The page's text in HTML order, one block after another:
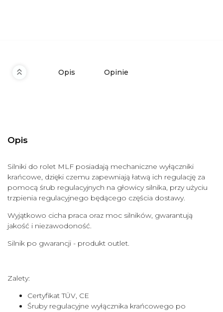
Opis Opinie
Opis
Silniki do rolet MLF posiadają mechaniczne wyłączniki
krańcowe, dzięki czemu zapewniają łatwą ich regulację za
pomocą śrub regulacyjnych na głowicy silnika, przy użyciu
trzpienia regulacyjnego będącego częścia dostawy.
Wyjątkowo cicha praca oraz moc silników, gwarantują
jakość i niezawodoność.
Silnik po gwarancji - produkt outlet.
Zalety:
Certyfikat TÜV, CE
Śruby regulacyjne wyłącznika krańcowego po